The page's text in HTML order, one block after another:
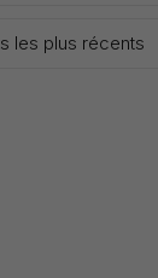
les plus récents